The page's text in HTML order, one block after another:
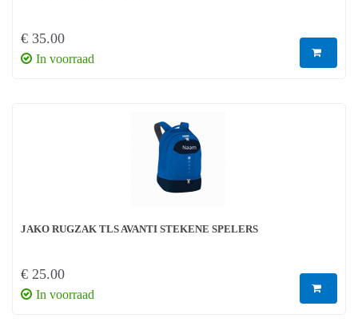
€ 35.00
In voorraad
JAKO RUGZAK TLS AVANTI STEKENE SPELERS
€ 25.00
In voorraad